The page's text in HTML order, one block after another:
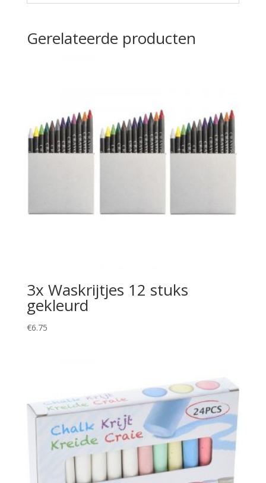
Gerelateerde producten
3x Waskrijtjes 12 stuks
gekleurd
€6.75